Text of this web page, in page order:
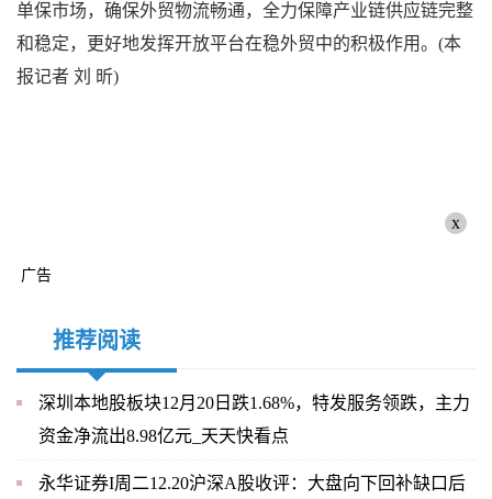
单保市场，确保外贸物流畅通，全力保障产业链供应链完整
和稳定，更好地发挥开放平台在稳外贸中的积极作用。(本
报记者 刘 昕)
x
广告
推荐阅读
深圳本地股板块12月20日跌1.68%，特发服务领跌，主力
资金净流出8.98亿元_天天快看点
永华证券I周二12.20沪深A股收评：大盘向下回补缺口后